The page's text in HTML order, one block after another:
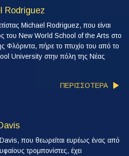
Rodriguez
Michael Rodriguez, που είναι
του New World School of the Arts στο
Φλόριντα, πήρε το πτυχίο του από το
University στην πόλη της Νέας
ΠΕΡΙΣΣΟΤΕΡΑ
που θεωρείται ευρέως ένας από
τρομπονίστες, έχει